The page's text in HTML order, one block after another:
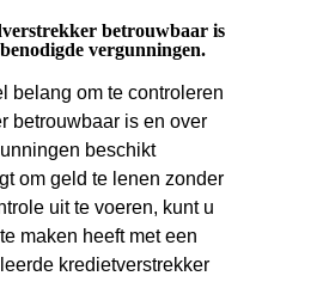
betrouwbaar is
vergunningen.
belang om te controleren
betrouwbaar is en over
beschikt
om geld te lenen zonder
uit te voeren, kunt u
maken heeft met een
kredietverstrekker